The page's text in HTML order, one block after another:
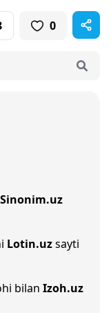
0
Sinonim.uz
Lotin.uzsayti
bilan Izoh.uz